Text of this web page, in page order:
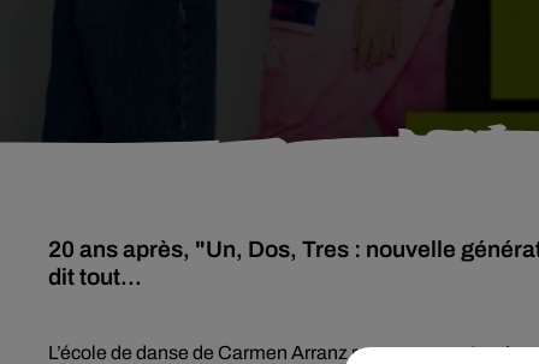
20 ans après, "Un, Dos, Tres : nouvelle
dit tout...
L’école de danse de Carmen Arranz rouvre ses portes.